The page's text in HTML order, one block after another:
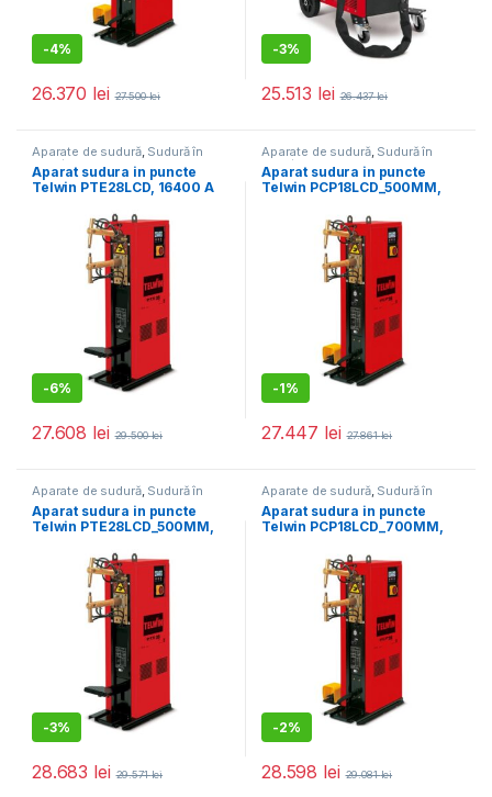
-4%
26.370 lei 27.500lei
-3%
25.513 lei 26.437lei
Aparate de sudură, Sudură în
puncte
Aparat sudura in puncte
Telwin PTE28LCD, 16400 A
-6%
27.608 lei 29.500lei
Aparate de sudură, Sudură în
puncte
Aparat sudura in puncte
Telwin PCP18LCD_500MM,
pneumatica, brate 500 mm
-1%
27.447 lei 27.861lei
Aparate de sudură, Sudură în
puncte
Aparat sudura in puncte
Telwin PTE28LCD_500MM,
-3%
28.683 lei 29.571lei
Aparate de sudură, Sudură în
puncte
Aparat sudura in puncte
Telwin PCP18LCD_700MM,
pneumatica, brate 700 mm
-2%
28.598 lei 29.081lei